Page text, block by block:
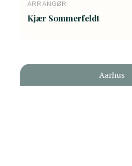
ARRANGØR
Kjær Sommerfeldt
Aarhus